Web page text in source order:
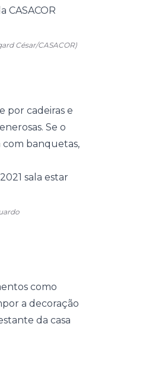
César/CASACOR)
por cadeiras e
Se o
banquetas,
como
a decoração
da casa